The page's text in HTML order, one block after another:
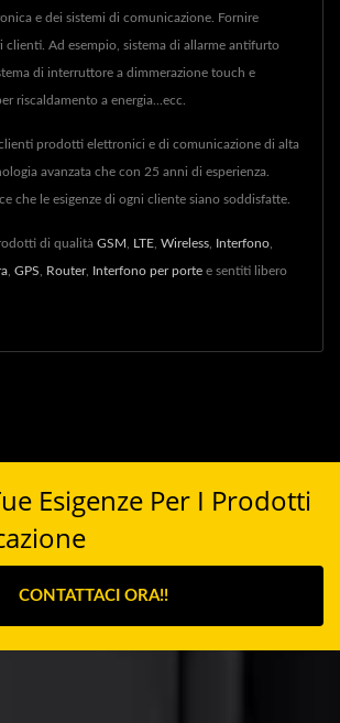
e dei sistemi di comunicazione. Fornire
clienti. Ad esempio, sistema di allarme antifurto
di interruttore a dimmerazione touch e
riscaldamento a energia...ecc.
prodotti elettronici e di comunicazione di alta
avanzata che con 25 anni di esperienza.
che le esigenze di ogni cliente siano soddisfatte.
di qualità GSM LTE Wireless Interfono
GPS Router, Interfono per porte e sentiti libero
Esigenze Per I Prodotti
CONTATTACI ORA!!